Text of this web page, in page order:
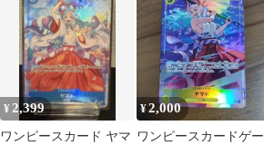
¥ 2,399
ワンピースカード ヤマ
¥2,000
ワンピースカードゲー